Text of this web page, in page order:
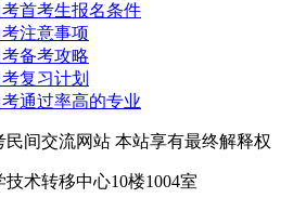
首考生报名条件
注意事项
备考攻略
复习计划
通过率高的专业
间交流网站 本站享有最终解释权
术转移中心10楼1004室